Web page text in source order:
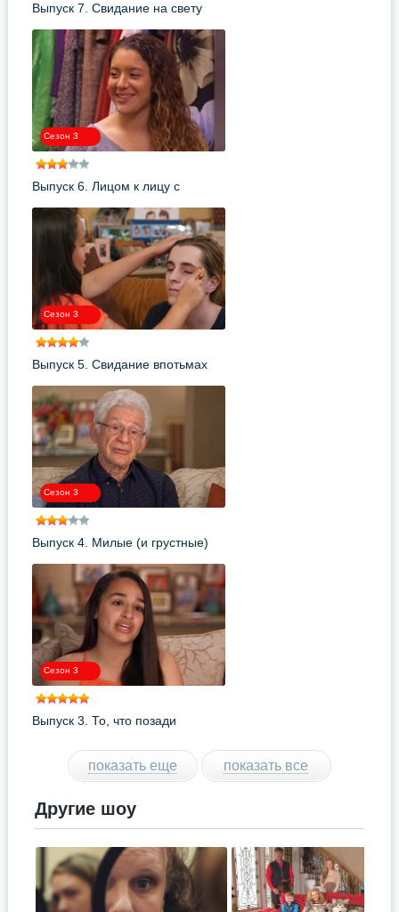
Выпуск 7. Свидание на свету
Сезон 3
Выпуск 6. Лицом к лицу с
Сезон 3
Выпуск 5. Свидание впотьмах
Сезон 3
Выпуск 4. Милые (и грустные)
Сезон 3
Выпуск 3. То, что позади
показать еще показать все
Другие шоу